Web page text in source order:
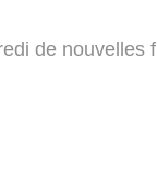
de nouvelles